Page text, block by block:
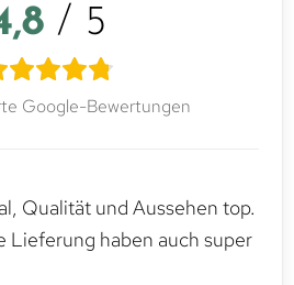
/ 5
Google-Bewertungen
Qualität und Aussehen top.
Lieferung haben auch super